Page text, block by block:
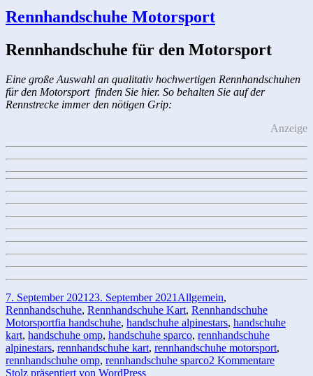
Rennhandschuhe Motorsport
Rennhandschuhe für den Motorsport
Eine große Auswahl an qualitativ hochwertigen Rennhandschuhen
für den Motorsport finden Sie hier. So behalten Sie auf der
Rennstrecke immer den nötigen Grip:
Anzeige
Veröffentlicht
am
7. September 2021 23. September 2021 Kategorien
Allgemein,
Rennhandschuhe, Rennhandschuhe Kart, Rennhandschuhe
MotorsportSchlagwörter
fia handschuhe, handschuhe alpinestars, handschuhe
kart, handschuhe omp, handschuhe sparco, rennhandschuhe
alpinestars, rennhandschuhe kart, rennhandschuhe motorsport,
rennhandschuhe omp, rennhandschuhe sparco2 Kommentarezu
Stolz präsentiert von WordPress